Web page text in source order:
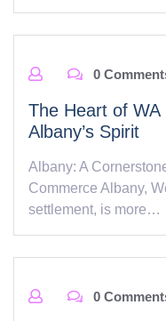
0
The Heart of WA
Albany’s Spirit
Albany: A
Commerce Albany,
settlement, is more…
0